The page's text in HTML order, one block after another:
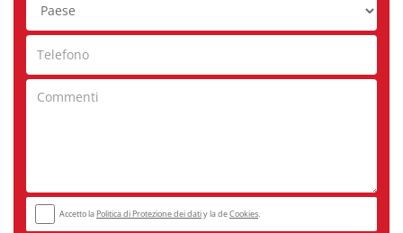
Accetto la Politica di Protezione dei datiy la deCookies.